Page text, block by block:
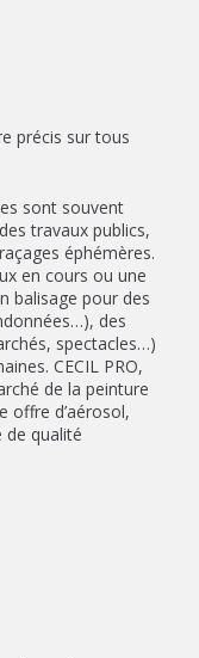
précis sur tous
sont souvent
travaux publics,
éphémères.
en cours ou une
balisage pour des
des
spectacles…)
CECIL PRO,
de la peinture
offre d’aérosol,
de qualité